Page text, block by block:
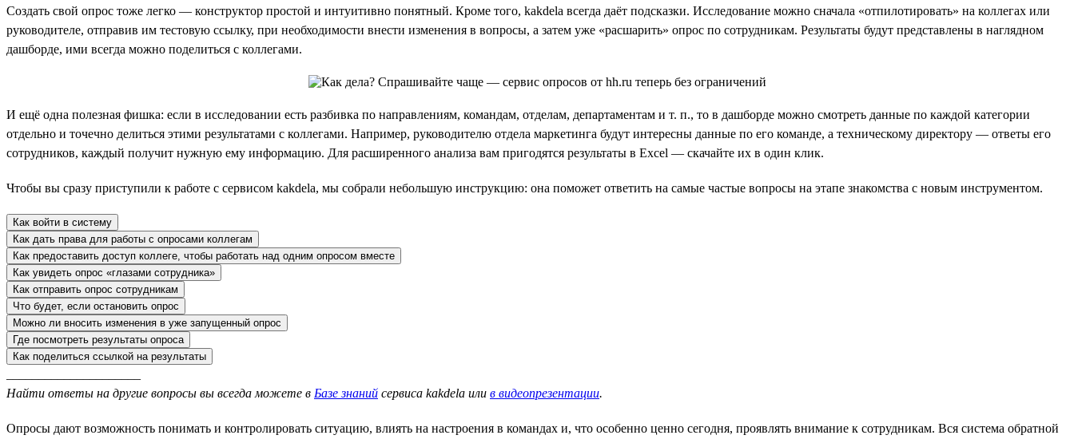
Создать свой опрос тоже легко — конструктор простой и интуитивно понятный. Кроме того, kakdela всегда даёт подсказки. Исследование можно сначала «отпилотировать» на коллегах или
руководителе, отправив им тестовую ссылку, при необходимости внести изменения в вопросы, а затем уже «расшарить» опрос по сотрудникам. Результаты будут представлены в наглядном
дашборде, ими всегда можно поделиться с коллегами.
И ещё одна полезная фишка: если в исследовании есть разбивка по направлениям, командам, отделам, департаментам и т. п., то в дашборде можно смотреть данные по каждой категории
отдельно и точечно делиться этими результатами с коллегами. Например, руководителю отдела маркетинга будут интересны данные по его команде, а техническому директору — ответы его
сотрудников, каждый получит нужную ему информацию. Для расширенного анализа вам пригодятся результаты в Excel — скачайте их в один клик.
Чтобы вы сразу приступили к работе с сервисом kakdela, мы собрали небольшую инструкцию: она поможет ответить на самые частые вопросы на этапе знакомства с новым инструментом.
Как войти в систему
Как дать права для работы с опросами коллегам
Как предоставить доступ коллеге, чтобы работать над одним опросом вместе
Как увидеть опрос «глазами сотрудника»
Как отправить опрос сотрудникам
Что будет, если остановить опрос
Можно ли вносить изменения в уже запущенный опрос
Где посмотреть результаты опроса
Как поделиться ссылкой на результаты
Найти ответы на другие вопросы вы всегда можете в Базе знаний сервиса kakdela или в видеопрезентации.
Опросы дают возможность понимать и контролировать ситуацию, влиять на настроения в командах и, что особенно ценно сегодня, проявлять внимание к сотрудникам. Вся система обратной